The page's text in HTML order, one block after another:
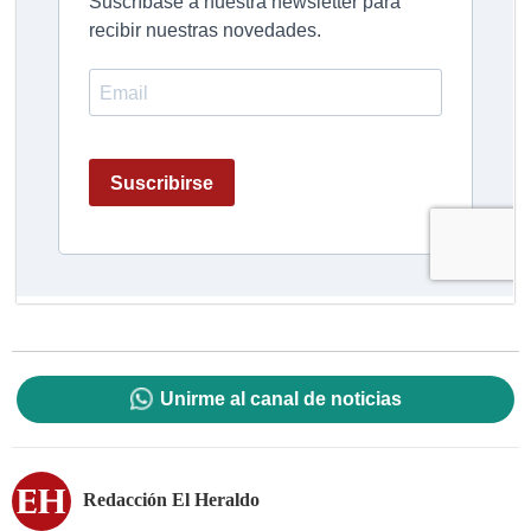
Unirme al canal de noticias
Redacción El Heraldo